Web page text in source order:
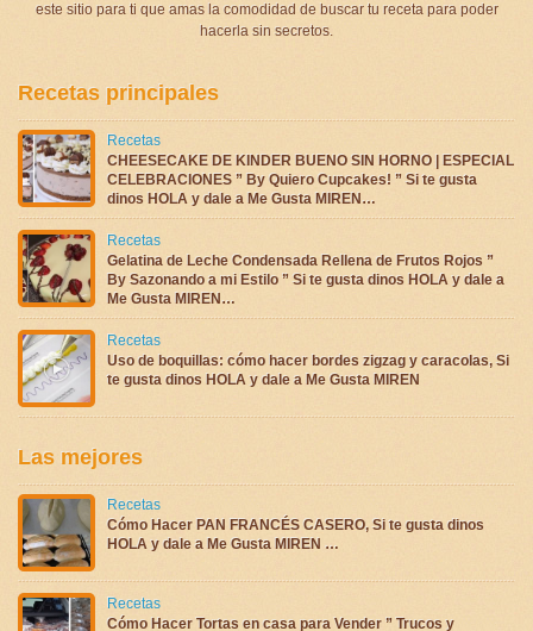
este sitio para ti que amas la comodidad de buscar tu receta para poder
hacerla sin secretos.
Recetas principales
Recetas
CHEESECAKE DE KINDER BUENO SIN HORNO | ESPECIAL
CELEBRACIONES ” By Quiero Cupcakes! ” Si te gusta
dinos HOLA y dale a Me Gusta MIREN…
Recetas
Gelatina de Leche Condensada Rellena de Frutos Rojos ”
By Sazonando a mi Estilo ” Si te gusta dinos HOLA y dale a
Me Gusta MIREN…
Recetas
Uso de boquillas: cómo hacer bordes zigzag y caracolas, Si
te gusta dinos HOLA y dale a Me Gusta MIREN
Las mejores
Recetas
Cómo Hacer PAN FRANCÉS CASERO, Si te gusta dinos
HOLA y dale a Me Gusta MIREN …
Recetas
Cómo Hacer Tortas en casa para Vender ” Trucos y